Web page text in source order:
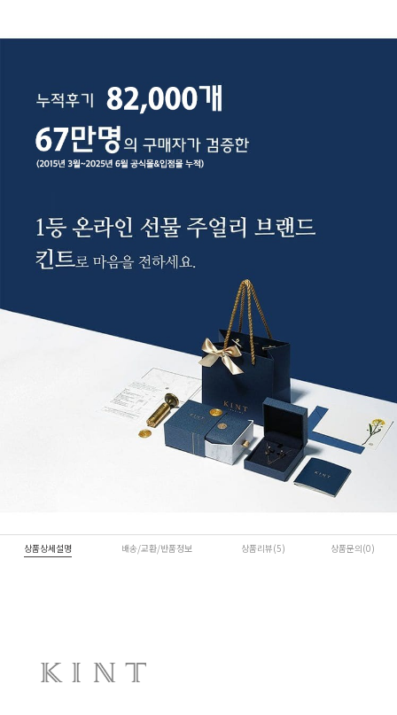
상품상세설명 배송/교환/반품정보 상품리뷰(5) 상품문의(0)